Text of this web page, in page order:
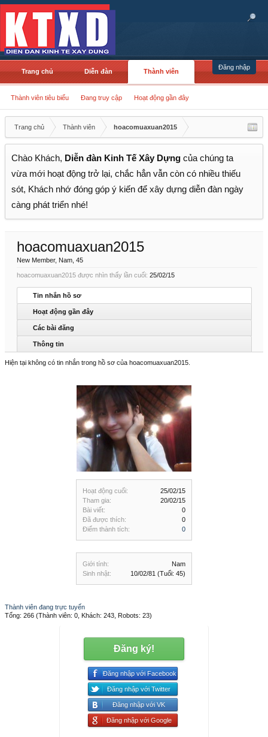
Đăng nhập
Trang chủ Diễn đàn Thành viên
Thành viên tiêu biểu Đang truy cập Hoạt động gần đây
Trang chủ Thành viên hoacomuaxuan2015
Chào Khách, Diễn đàn Kinh Tế Xây Dựng của chúng ta
vừa mới hoạt động trở lại, chắc hẳn vẫn còn có nhiều thiếu
sót, Khách nhớ đóng góp ý kiến để xây dựng diễn đàn ngày
càng phát triển nhé!
Hoạt động cuối:
25/02/15
Tham gia:
20/02/15
Bài viết:
0
Đã được thích:
0
Điểm thành tích:
0
Giới tính:
Nam
Sinh nhật:
10/02/81 (Tuổi: 45)
hoacomuaxuan2015
New Member, Nam, 45
hoacomuaxuan2015 được nhìn thấy lần cuối: 25/02/15
Tin nhắn hồ sơ
Hoạt động gần đây
Các bài đăng
Thông tin
Hiện tại không có tin nhắn trong hồ sơ của hoacomuaxuan2015.
Thành viên đang trực tuyến
Tổng: 266 (Thành viên: 0, Khách: 243, Robots: 23)
Đăng ký!
Đăng nhập với Facebook
Đăng nhập với Twitter
Đăng nhập với VK
Đăng nhập với Google